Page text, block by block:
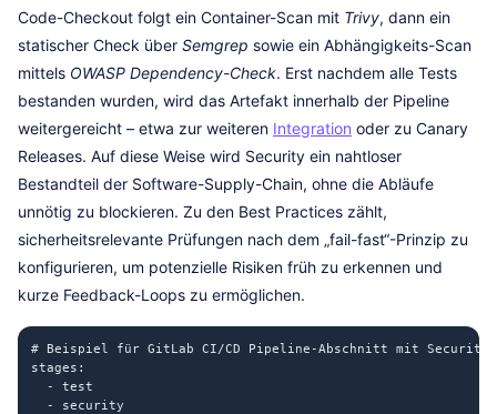
Code-Checkout folgt ein Container-Scan mit Trivy, dann ein
statischer Check über Semgrep sowie ein Abhängigkeits-Scan
mittels OWASP Dependency-Check. Erst nachdem alle Tests
bestanden wurden, wird das Artefakt innerhalb der Pipeline
weitergereicht – etwa zur weiteren Integration oder zu Canary
Releases. Auf diese Weise wird Security ein nahtloser
Bestandteil der Software-Supply-Chain, ohne die Abläufe
unnötig zu blockieren. Zu den Best Practices zählt,
sicherheitsrelevante Prüfungen nach dem „fail-fast“-Prinzip zu
konfigurieren, um potenzielle Risiken früh zu erkennen und
kurze Feedback-Loops zu ermöglichen.
# Beispiel für GitLab CI/CD Pipeline-Abschnitt mit Security-
stages:
  - test
  - security